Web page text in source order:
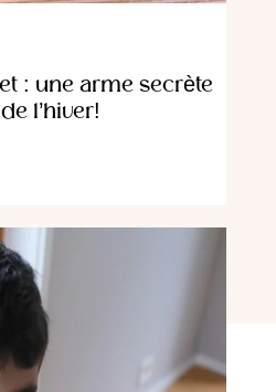
: une arme secrète
l’hiver!